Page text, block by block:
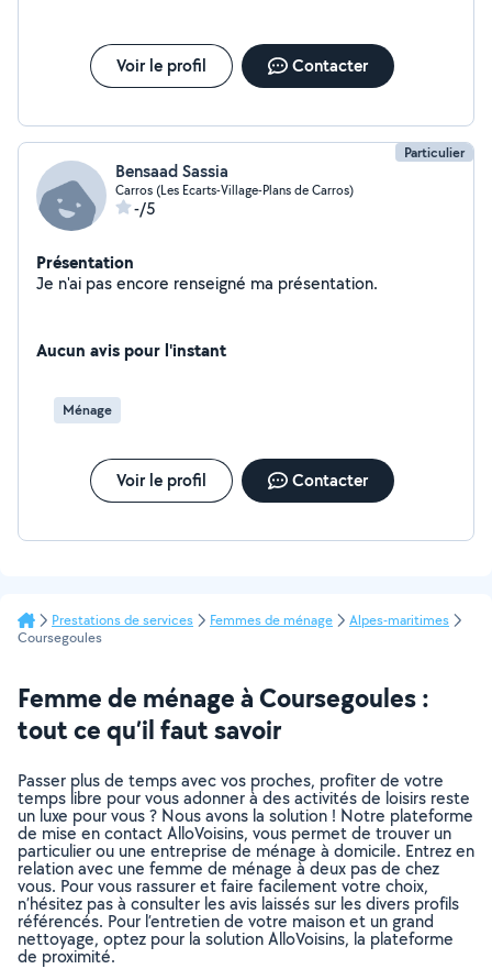
Voir le profil Contacter
Particulier
Bensaad Sassia
Carros (Les Ecarts-Village-Plans de Carros)
-/5
Présentation
Je n'ai pas encore renseigné ma présentation.
Aucun avis pour l'instant
Ménage
Voir le profil Contacter
Prestations de services Femmes de ménage
Alpes-maritimes
Coursegoules
Femme de ménage à Coursegoules :
tout ce qu’il faut savoir
Passer plus de temps avec vos proches, profiter de votre
temps libre pour vous adonner à des activités de loisirs reste
un luxe pour vous ? Nous avons la solution ! Notre plateforme
de mise en contact AlloVoisins, vous permet de trouver un
particulier ou une entreprise de ménage à domicile. Entrez en
relation avec une femme de ménage à deux pas de chez
vous. Pour vous rassurer et faire facilement votre choix,
n’hésitez pas à consulter les avis laissés sur les divers profils
référencés. Pour l’entretien de votre maison et un grand
nettoyage, optez pour la solution AlloVoisins, la plateforme
de proximité.